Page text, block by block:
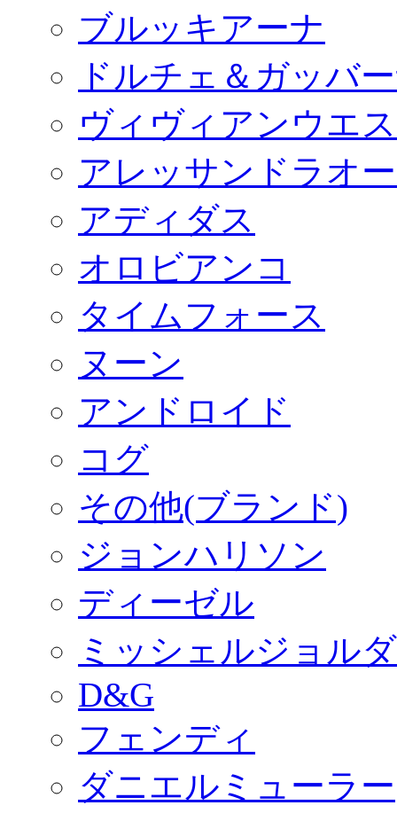
ブルッキアーナ
ドルチェ＆ガッバ
ヴィヴィアンウエ
アレッサンドラオ
アディダス
オロビアンコ
タイムフォース
ヌーン
アンドロイド
コグ
その他(ブランド)
ジョンハリソン
ディーゼル
ミッシェルジョル
D&G
フェンディ
ダニエルミューラー